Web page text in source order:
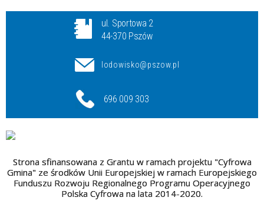
ul. Sportowa 2
44-370 Pszów
lodowisko@pszow.pl
696 009 303
Strona sfinansowana z Grantu w ramach projektu "Cyfrowa
Gmina" ze środków Unii Europejskiej w ramach Europejskiego
Funduszu Rozwoju Regionalnego Programu Operacyjnego
Polska Cyfrowa na lata 2014-2020.